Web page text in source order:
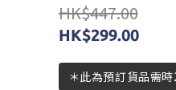
HK$447.00
HK$299.00
＊此為預訂貨品需